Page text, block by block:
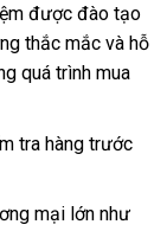
được đào tạo
thắc mắc và hỗ
quá trình mua
tra hàng trước
mại lớn như